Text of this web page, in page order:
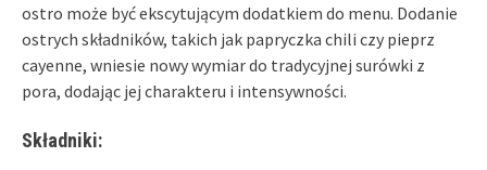
ostro może być ekscytującym dodatkiem do menu. Dodanie
ostrych składników, takich jak papryczka chili czy pieprz
cayenne, wniesie nowy wymiar do tradycyjnej surówki z
pora, dodając jej charakteru i intensywności.
Składniki: